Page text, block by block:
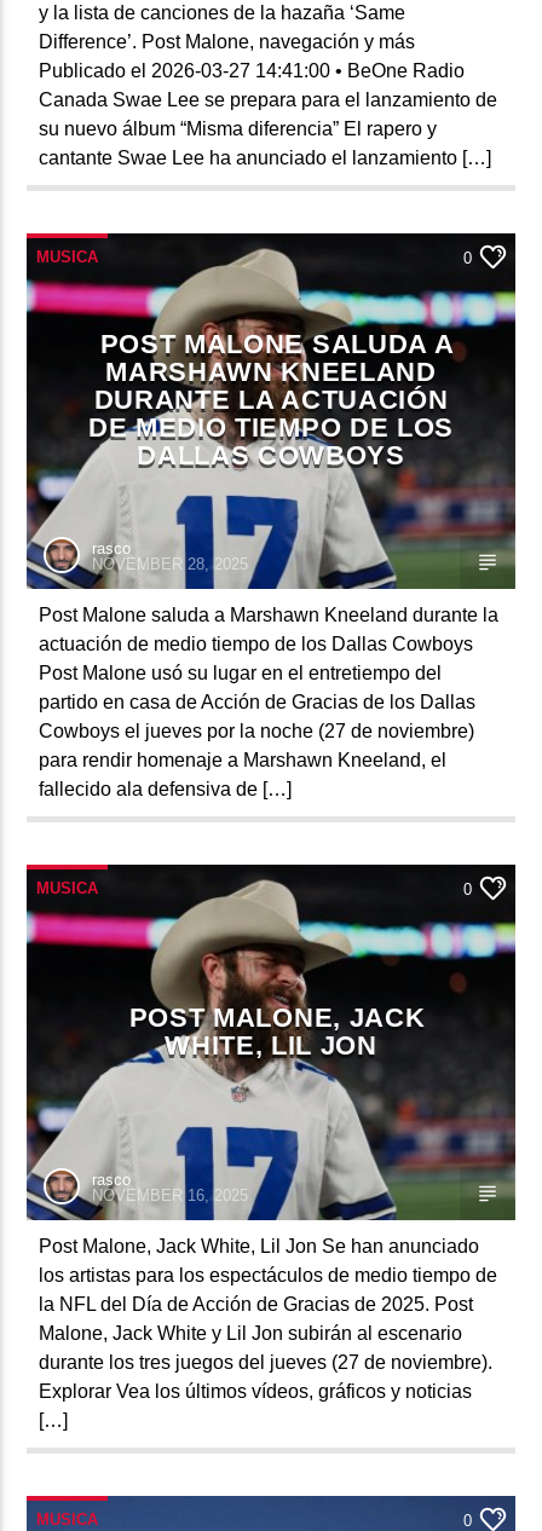
y la lista de canciones de la hazaña ‘Same
Difference’. Post Malone, navegación y más
Publicado el 2026-03-27 14:41:00 • BeOne Radio
Canada Swae Lee se prepara para el lanzamiento de
su nuevo álbum “Misma diferencia” El rapero y
cantante Swae Lee ha anunciado el lanzamiento […]
MUSICA 0
POST MALONE SALUDA A
MARSHAWN KNEELAND
DURANTE LA ACTUACIÓN
DE MEDIO TIEMPO DE LOS
DALLAS COWBOYS
rasco
NOVEMBER 28, 2025
Post Malone saluda a Marshawn Kneeland durante la
actuación de medio tiempo de los Dallas Cowboys
Post Malone usó su lugar en el entretiempo del
partido en casa de Acción de Gracias de los Dallas
Cowboys el jueves por la noche (27 de noviembre)
para rendir homenaje a Marshawn Kneeland, el
fallecido ala defensiva de […]
MUSICA 0
POST MALONE, JACK
WHITE, LIL JON
rasco
NOVEMBER 16, 2025
Post Malone, Jack White, Lil Jon Se han anunciado
los artistas para los espectáculos de medio tiempo de
la NFL del Día de Acción de Gracias de 2025. Post
Malone, Jack White y Lil Jon subirán al escenario
durante los tres juegos del jueves (27 de noviembre).
Explorar Vea los últimos vídeos, gráficos y noticias
[…]
MUSICA 0